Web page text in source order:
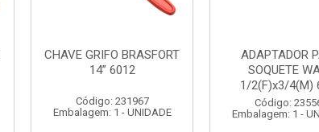
ADAPTADOR PARA
SOQUETE WAFT
Código: 235563
Embalagem: 1 - UNIDADE
ABAJOUR
BRASFORT COB
7844
Código:
Embalagem: 1 -